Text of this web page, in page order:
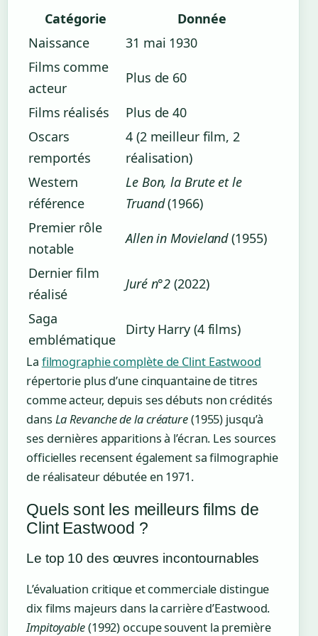
Catégorie
Donnée
Naissance
31 mai 1930
Films comme
acteur
Plus de 60
Films réalisés
Plus de 40
Oscars
remportés
4 (2 meilleur film, 2
réalisation)
Western
référence
Le Bon, la Brute et le
Truand(1966)
Premier rôle
notable
Allen in Movieland(1955)
Dernier film
réalisé
Juré n°2 (2022)
Saga
emblématique
Dirty Harry (4 films)
La filmographie complète de Clint Eastwood
répertorie plus d’une cinquantaine de titres
comme acteur, depuis ses débuts non crédités
dans La Revanche de la créature(1955) jusqu’à
ses dernières apparitions à l’écran. Les sources
officielles recensent également sa filmographie
de réalisateur débutée en 1971.
Quels sont les meilleurs films de
Clint Eastwood ?
Le top 10 des œuvres incontournables
L’évaluation critique et commerciale distingue
dix films majeurs dans la carrière d’Eastwood.
Impitoyable(1992) occupe souvent la première